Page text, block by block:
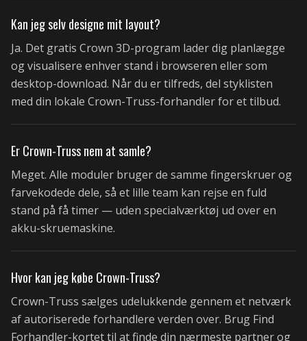
Kan jeg selv designe mit layout?
Ja. Det gratis Crown 3D-program lader dig planlægge
og visualisere enhver stand i browseren eller som
desktop-download. Når du er tilfreds, del styklisten
med din lokale Crown-Truss-forhandler for et tilbud.
Er Crown-Truss nem at samle?
Meget. Alle moduler bruger de samme fingerskruer og
farvekodede dele, så et lille team kan rejse en fuld
stand på få timer — uden specialværktøj ud over en
akku-skruemaskine.
Hvor kan jeg købe Crown-Truss?
Crown-Truss sælges udelukkende gennem et netværk
af autoriserede forhandlere verden over. Brug Find
Forhandler-kortet til at finde din nærmeste partner og